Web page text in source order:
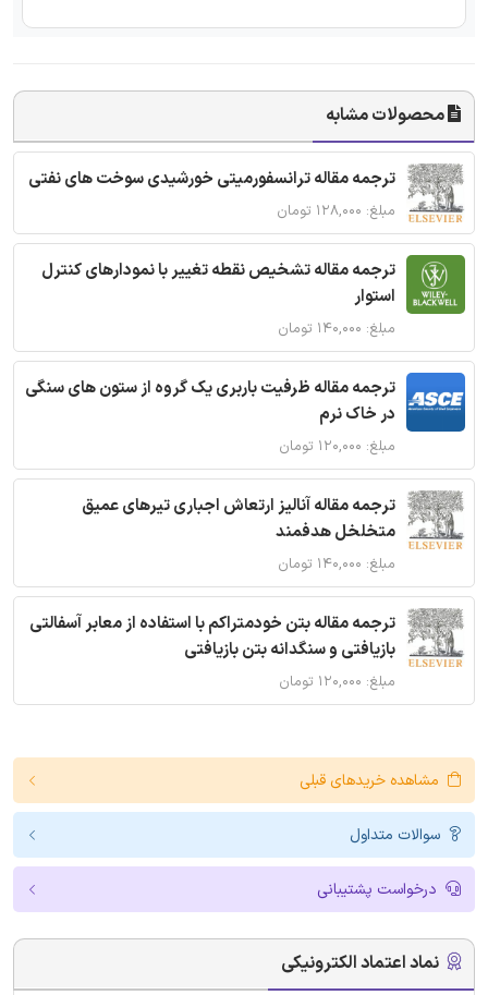
محصولات مشابه
ترجمه مقاله ترانسفورمیتی خورشیدی سوخت های نفتی
مبلغ: ۱۲۸,۰۰۰ تومان
ترجمه مقاله تشخیص نقطه تغییر با نمودارهای کنترل
استوار
مبلغ: ۱۴۰,۰۰۰ تومان
ترجمه مقاله ظرفیت باربری یک گروه از ستون های سنگی
در خاک نرم
مبلغ: ۱۲۰,۰۰۰ تومان
ترجمه مقاله آنالیز ارتعاش اجباری تیرهای عمیق
متخلخل هدفمند
مبلغ: ۱۴۰,۰۰۰ تومان
ترجمه مقاله بتن خودمتراکم با استفاده از معابر آسفالتی
بازیافتی و سنگدانه بتن بازیافتی
مبلغ: ۱۲۰,۰۰۰ تومان
مشاهده خریدهای قبلی
سوالات متداول
درخواست پشتیبانی
نماد اعتماد الکترونیکی